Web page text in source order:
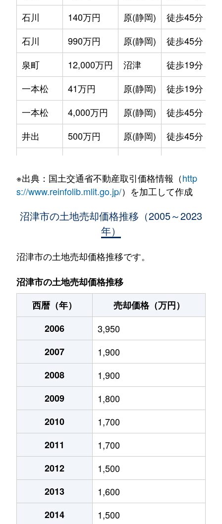
石川
140万円 原(静岡)
徒歩45分
石川
990万円 原(静岡)
徒歩45分
泉町
12,000万円 沼津
徒歩19分
一本松
41万円 原(静岡)
徒歩19分
一本松
4,000万円 原(静岡)
徒歩45分
井出
500万円 原(静岡)
徒歩45分
大岡
930万円 沼津
徒歩25分
1,900万円
大岡
1,700万円 沼津
大岡
1,800万円
大岡
2,100万円 沼津
徒歩45分
2,800万円
1,800万円
2,400万円
7,700万円
9,500万円
1,800万円
2,100万円
1,500万円
19,000万円
※出典：国土交通省不動産取引価格情報（http
s://www.reinfolib.mlit.go.jp/）を加工して作成
沼津市の土地売却価格推移（2005～2023
年）
沼津市の土地売却価格推移です。
沼津市の土地売却価格推移
西暦（年）
売却価格（万円）
2006
3,950
2007
1,900
2008
1,900
2009
1,800
2010
1,700
2011
1,700
2012
1,500
2013
1,600
2014
1,500